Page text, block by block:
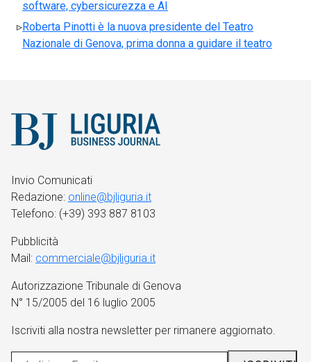
software, cybersicurezza e AI
Roberta Pinotti è la nuova presidente del Teatro
Nazionale di Genova, prima donna a guidare il teatro
Invio Comunicati
Redazione: online@bjliguria.it
Telefono: (+39) 393 887 8103
Pubblicità
Mail: commerciale@bjliguria.it
Autorizzazione Tribunale di Genova
N° 15/2005 del 16 luglio 2005
Iscriviti alla nostra newsletter per rimanere aggiornato.